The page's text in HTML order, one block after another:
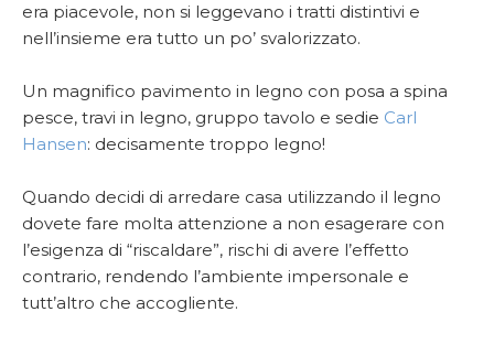
era piacevole, non si leggevano i tratti distintivi e
nell’insieme era tutto un po’ svalorizzato.
Un magnifico pavimento in legno con posa a spina
pesce, travi in legno, gruppo tavolo e sedie Carl
Hansen: decisamente troppo legno!
Quando decidi di arredare casa utilizzando il legno
dovete fare molta attenzione a non esagerare con
l’esigenza di “riscaldare”, rischi di avere l’effetto
contrario, rendendo l’ambiente impersonale e
tutt’altro che accogliente.